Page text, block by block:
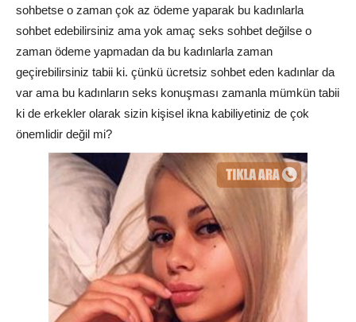
sohbetse o zaman çok az ödeme yaparak bu kadınlarla
sohbet edebilirsiniz ama yok amaç seks sohbet değilse o
zaman ödeme yapmadan da bu kadınlarla zaman
geçirebilirsiniz tabii ki. çünkü ücretsiz sohbet eden kadınlar da
var ama bu kadınların seks konuşması zamanla mümkün tabii
ki de erkekler olarak sizin kişisel ikna kabiliyetiniz de çok
önemlidir değil mi?